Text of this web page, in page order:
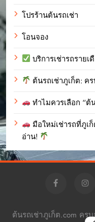
โปรร้านต้นรถเช่า
โอนจอง
บริการเช่ารถราย
ต้นรถเช่าภูเก็ต: ค
ทำไมควรเลือก “ต้
มือใหม่เช่ารถที่ภูเ
อ่าน!
ต้นรถเช่าภูเก็ต.com คร